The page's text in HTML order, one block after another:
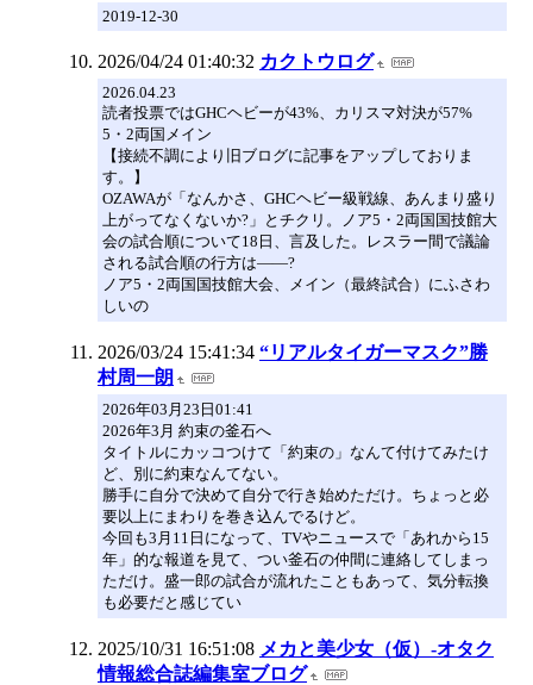
2019-12-30
2026/04/24 01:40:32 カクトウログ
2026.04.23
読者投票ではGHCヘビーが43%、カリスマ対決が57%
5・2両国メイン
【接続不調により旧ブログに記事をアップしておりま
す。】
OZAWAが「なんかさ、GHCヘビー級戦線、あんまり盛り
上がってなくないか?」とチクリ。ノア5・2両国国技館大
会の試合順について18日、言及した。レスラー間で議論
される試合順の行方は——?
ノア5・2両国国技館大会、メイン（最終試合）にふさわ
しいの
2026/03/24 15:41:34 “リアルタイガーマスク”勝
村周一朗
2026年03月23日01:41
2026年3月 約束の釜石へ
タイトルにカッコつけて「約束の」なんて付けてみたけ
ど、別に約束なんてない。
勝手に自分で決めて自分で行き始めただけ。ちょっと必
要以上にまわりを巻き込んでるけど。
今回も3月11日になって、TVやニュースで「あれから15
年」的な報道を見て、つい釜石の仲間に連絡してしまっ
ただけ。盛一郎の試合が流れたこともあって、気分転換
も必要だと感じてい
2025/10/31 16:51:08 メカと美少女（仮）-オタク
情報総合誌編集室ブログ